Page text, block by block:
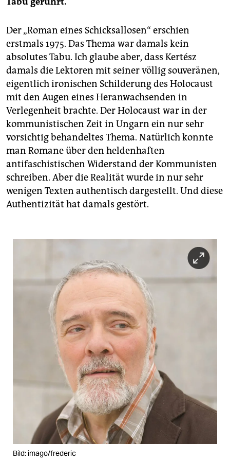
Der „Roman eines Schicksallosen“ erschien
erstmals 1975. Das Thema war damals kein
absolutes Tabu. Ich glaube aber, dass Kertész
damals die Lektoren mit seiner völlig souveränen,
eigentlich ironischen Schilderung des Holocaust
mit den Augen eines Heranwachsenden in
Verlegenheit brachte. Der Holocaust war in der
kommunistischen Zeit in Ungarn ein nur sehr
vorsichtig behandeltes Thema. Natürlich konnte
man Romane über den heldenhaften
antifaschistischen Widerstand der Kommunisten
schreiben. Aber die Realität wurde in nur sehr
wenigen Texten authentisch dargestellt. Und diese
Authentizität hat damals gestört.
Bild: imago/frederic